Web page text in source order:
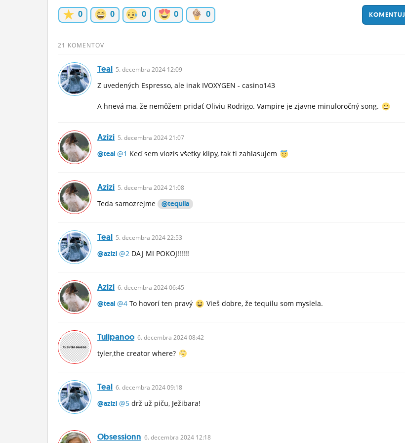
KOMENTUJ
0 0 0 0 0
21 KOMENTOV
Teal 5. decembra 2024 12:09
Z uvedených Espresso, ale inak IVOXYGEN - casino143
A hnevá ma, že nemôžem pridať Oliviu Rodrigo. Vampire je zjavne minuloročný song.
Azizi 5. decembra 2024 21:07
@teal @1 Keď sem vlozis všetky klipy, tak ti zahlasujem
Azizi 5. decembra 2024 21:08
Teda samozrejme @tequila
Teal 5. decembra 2024 22:53
@azizi @2 DAJ MI POKOJ!!!!!!
Azizi 6. decembra 2024 06:45
@teal @4 To hovorí ten pravý Vieš dobre, že tequilu som myslela.
Tulipanoo 6. decembra 2024 08:42
tyler,the creator where?
Teal 6. decembra 2024 09:18
@azizi @5 drž už piču, Ježibara!
Obsessionn 6. decembra 2024 12:18